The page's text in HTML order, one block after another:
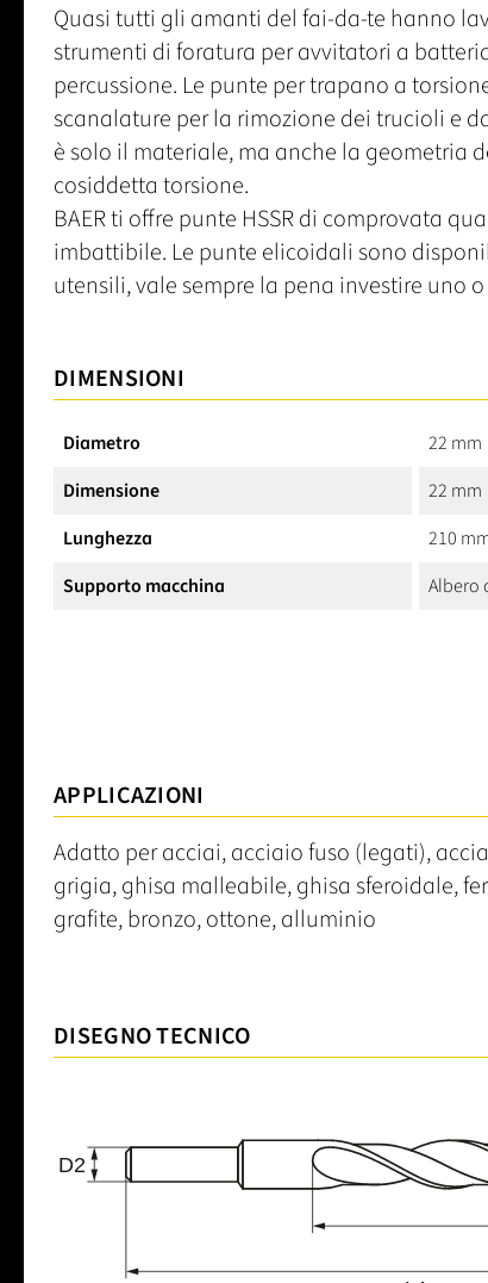
Quasi tutti gli amanti del fai-da-te hanno
strumenti di foratura per avvitatori a
percussione. Le punte per trapano a
scanalature per la rimozione dei trucioli e
è solo il materiale, ma anche la geometria
cosiddetta torsione.
BAER ti offre punte HSSR di comprovata
imbattibile. Le punte elicoidali sono
utensili, vale sempre la pena investire uno
DIMENSIONI
Diametro
22 mm
Dimensione
22 mm
Lunghezza
210
Supporto macchina
Albero
APPLICAZIONI
Adatto per acciai, acciaio fuso (legati),
grigia, ghisa malleabile, ghisa sferoidale,
grafite, bronzo, ottone, alluminio
DISEGNO TECNICO